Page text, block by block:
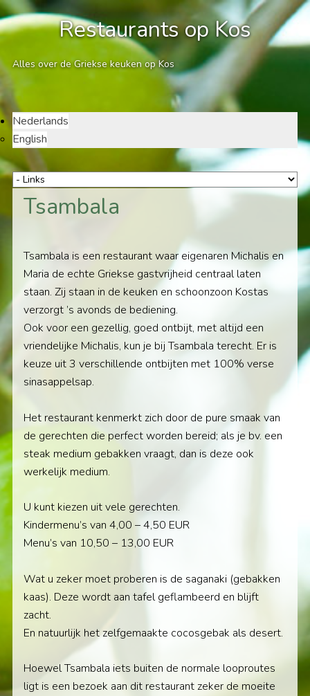
Restaurants op Kos
Alles over de Griekse keuken op Kos
Nederlands
English
Tsambala
Tsambala is een restaurant waar eigenaren Michalis en
Maria de echte Griekse gastvrijheid centraal laten
staan. Zij staan in de keuken en schoonzoon Kostas
verzorgt ’s avonds de bediening.
Ook voor een gezellig, goed ontbijt, met altijd een
vriendelijke Michalis, kun je bij Tsambala terecht. Er is
keuze uit 3 verschillende ontbijten met 100% verse
sinasappelsap.
Het restaurant kenmerkt zich door de pure smaak van
de gerechten die perfect worden bereid; als je bv. een
steak medium gebakken vraagt, dan is deze ook
werkelijk medium.
U kunt kiezen uit vele gerechten.
Kindermenu’s van 4,00 – 4,50 EUR
Menu’s van 10,50 – 13,00 EUR
Wat u zeker moet proberen is de saganaki (gebakken
kaas). Deze wordt aan tafel geflambeerd en blijft
zacht.
En natuurlijk het zelfgemaakte cocosgebak als desert.
Hoewel Tsambala iets buiten de normale looproutes
ligt is een bezoek aan dit restaurant zeker de moeite